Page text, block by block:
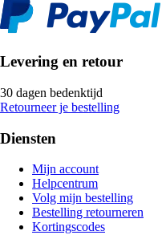
Levering en retour
30 dagen bedenktijd
Retourneer je bestelling
Diensten
Mijn account
Helpcentrum
Volg mijn bestelling
Bestelling retourneren
Kortingscodes